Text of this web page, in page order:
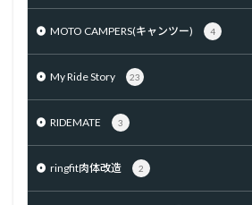
MOTO CAMPERS(キャンツー) 4
My Ride Story 23
RIDEMATE 3
ringfit肉体改造 2